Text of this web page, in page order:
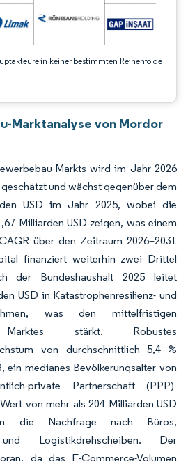
in keiner bestimmten Reihenfolge
Marktanalyse von Mordor
Markts wird im Jahr 2026
und wächst gegenüber dem
USD im Jahr 2025, wobei die
Milliarden USD zeigen, was einem
über den Zeitraum 2026–2031
finanziert weiterhin zwei Drittel
der Bundeshaushalt 2025 leitet
USD in Katastrophenresilienz- und
was den mittelfristigen
stärkt. Robustes
von durchschnittlich 5,4 %
ein medianes Bevölkerungsalter von
private Partnerschaft (PPP)-
von mehr als 204 Milliarden USD
die Nachfrage nach Büros,
und Logistikdrehscheiben. Der
da das E-Commerce-Volumen